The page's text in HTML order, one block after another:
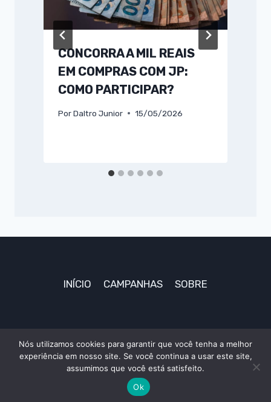
CONCORRA A MIL REAIS
EM COMPRAS COM JP:
COMO PARTICIPAR?
PorDaltro Junior 15/05/2026
INÍCIO CAMPANHAS SOBRE
© 2026 TudoAki
Nós utilizamos cookies para garantir que você tenha a melhor
experiência em nosso site. Se você continua a usar este site,
assumimos que você está satisfeito.
Ok